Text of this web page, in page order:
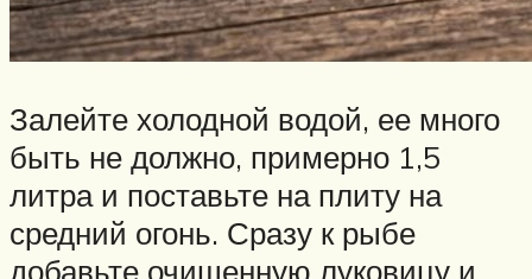
Залейте холодной водой, ее много
быть не должно, примерно 1,5
литра и поставьте на плиту на
средний огонь. Сразу к рыбе
добавьте очищенную луковицу и